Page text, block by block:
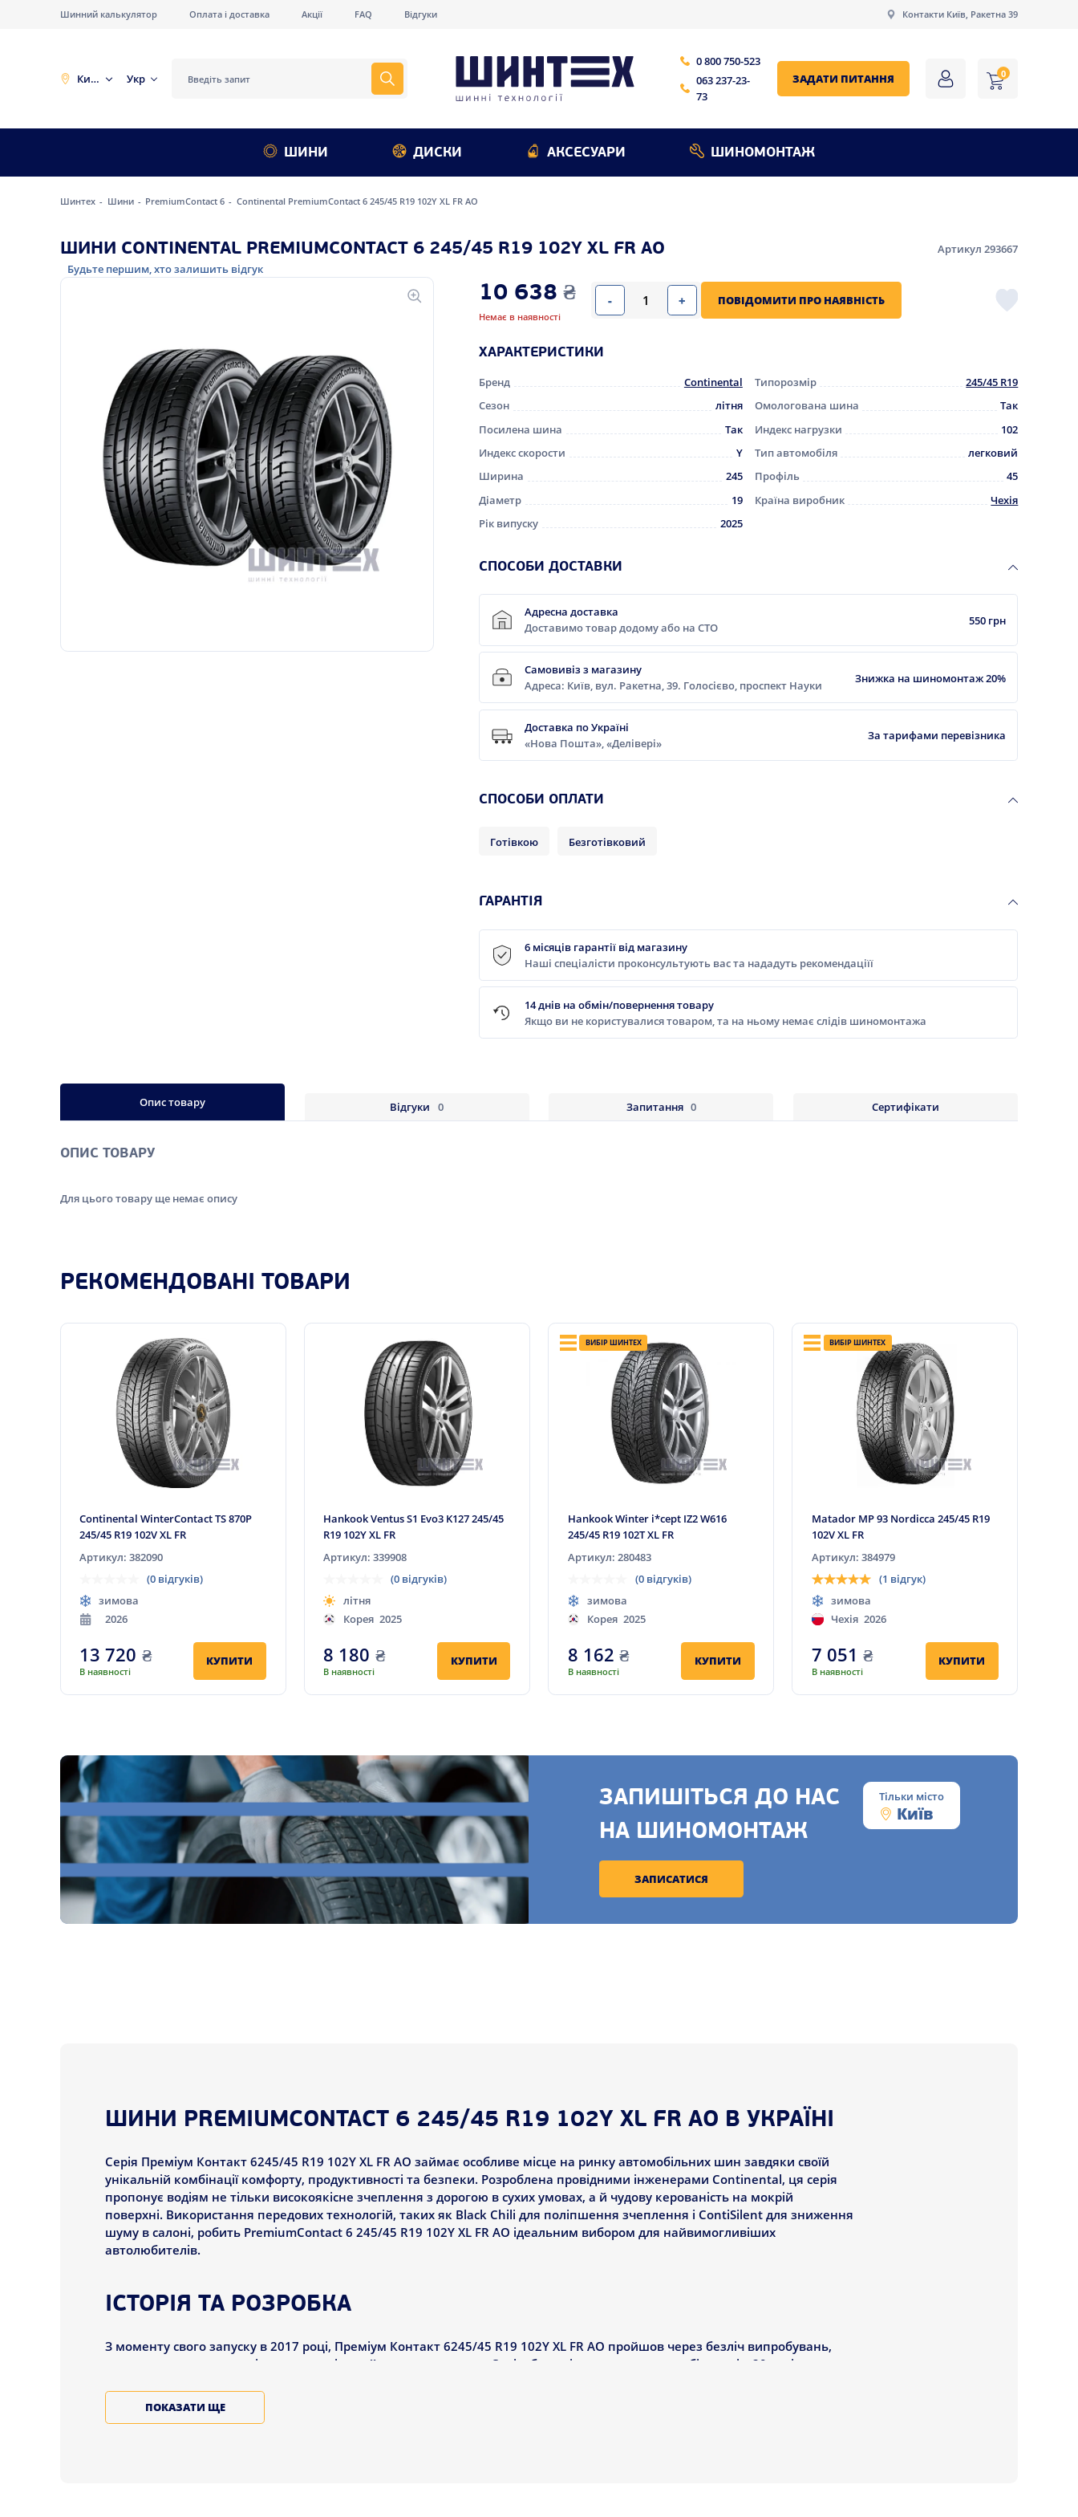
Шинний калькулятор Оплата і доставка Акції FAQ Відгуки Контакти Київ, Ракетна 39
Київ Укр
0 800 750-523
063 237-23-
73
ЗАДАТИ ПИТАННЯ 0
ШИНИ ДИСКИ АКСЕСУАРИ ШИНОМОНТАЖ
Шинтех Шини PremiumContact 6 Continental PremiumContact 6 245/45 R19 102Y XL FR AO
ШИНИ CONTINENTAL PREMIUMCONTACT 6 245/45 R19 102Y XL FR AO
Артикул 293667
Будьте першим, хто залишить відгук
10 638 ₴
Немає в наявності
- + ПОВІДОМИТИ ПРО НАЯВНІСТЬ
ХАРАКТЕРИСТИКИ
Бренд Continental Типорозмір
245/45 R19
Сезон
літня Омологована шина
Так
Посилена шина
Так Индекс нагрузки
102
Индекс скорости
Y Тип автомобіля
легковий
Ширина
245 Профіль
45
Діаметр
19 Країна виробник
Чехія
Рік випуску
2025
СПОСОБИ ДОСТАВКИ
Адресна доставка
Доставимо товар додому або на СТО
550 грн
Самовивіз з магазину
Адреса: Київ, вул. Ракетна, 39. Голосієво, проспект Науки
Знижка на шиномонтаж 20%
Доставка по Україні
«Нова Пошта», «Делівері»
За тарифами перевізника
СПОСОБИ ОПЛАТИ
Готівкою Безготівковий
ГАРАНТІЯ
6 місяців гарантії від магазину
Наші спеціалісти проконсультують вас та нададуть рекомендаціїї
14 днів на обмін/повернення товару
Якщо ви не користувалися товаром, та на ньому немає слідів шиномонтажа
Опис товару Відгуки 0 Запитання 0 Сертифікати
ОПИС ТОВАРУ
Для цього товару ще немає опису
РЕКОМЕНДОВАНІ ТОВАРИ
Continental WinterContact TS 870P
245/45 R19 102V XL FR
Артикул: 382090
(0 відгуків)
зимова
2026
13 720 ₴
В наявності
КУПИТИ
Hankook Ventus S1 Evo3 K127 245/45
R19 102Y XL FR
Артикул: 339908
(0 відгуків)
літня
Корея 2025
8 180 ₴
В наявності
КУПИТИ
ВИБІР ШИНТЕХ
Hankook Winter i*cept IZ2 W616
245/45 R19 102T XL FR
Артикул: 280483
(0 відгуків)
зимова
Корея 2025
8 162 ₴
В наявності
КУПИТИ
ВИБІР ШИНТЕХ
Matador MP 93 Nordicca 245/45 R19
102V XL FR
Артикул: 384979
(1 відгук)
зимова
Чехія 2026
7 051 ₴
В наявності
КУПИТИ
ЗАПИШІТЬСЯ ДО НАС
НА ШИНОМОНТАЖ
Тільки місто
Київ
ЗАПИСАТИСЯ
ШИНИ PREMIUMCONTACT 6 245/45 R19 102Y XL FR AO В УКРАЇНІ
Серія Преміум Контакт 6245/45 R19 102Y XL FR AO займає особливе місце на ринку автомобільних шин завдяки своїй
унікальній комбінації комфорту, продуктивності та безпеки. Розроблена провідними інженерами Continental, ця серія
пропонує водіям не тільки високоякісне зчеплення з дорогою в сухих умовах, а й чудову керованість на мокрій
поверхні. Використання передових технологій, таких як Black Chili для поліпшення зчеплення і ContiSilent для зниження
шуму в салоні, робить PremiumContact 6 245/45 R19 102Y XL FR AO ідеальним вибором для найвимогливіших
автолюбителів.
ІСТОРІЯ ТА РОЗРОБКА
З моменту свого запуску в 2017 році, Преміум Контакт 6245/45 R19 102Y XL FR AO пройшов через безліч випробувань,
демонструючи вражаючі результати і завойовуючи нагороди. Серію було піддано тестуванню більш ніж 20 разів
своїм визначним характеристикам, як-от гальмування на мокрій і сухій дорозі, керованість і опір акваплануванню.
ПОКАЗАТИ ЩЕ